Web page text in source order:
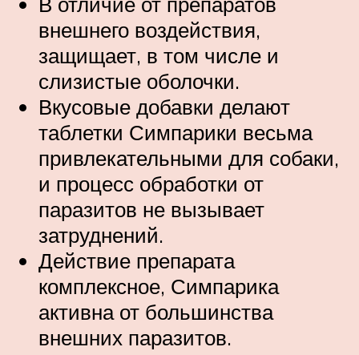
внешнего воздействия,
защищает, в том числе и
слизистые оболочки.
Вкусовые добавки делают
таблетки Симпарики весьма
привлекательными для собаки,
и процесс обработки от
паразитов не вызывает
затруднений.
Действие препарата
комплексное, Симпарика
активна от большинства
внешних паразитов.